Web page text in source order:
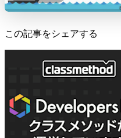
この記事をシェアする